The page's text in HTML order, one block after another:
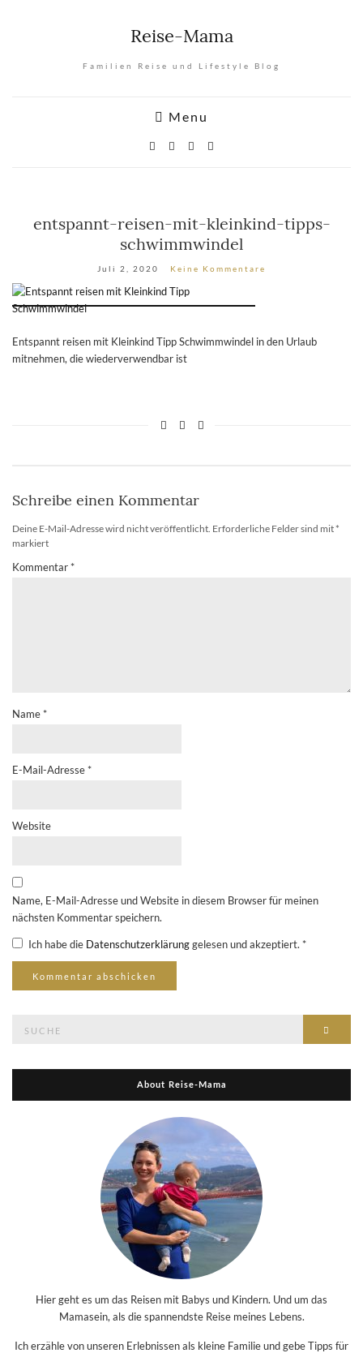
Reise-Mama
Familien Reise und Lifestyle Blog
Menu
entspannt-reisen-mit-kleinkind-tipps-
schwimmwindel
Juli 2, 2020 Keine Kommentare
Entspannt reisen mit Kleinkind Tipp Schwimmwindel in den Urlaub
mitnehmen, die wiederverwendbar ist
Schreibe einen Kommentar
Deine E-Mail-Adresse wird nicht veröffentlicht. Erforderliche Felder sind mit *
markiert
Kommentar *
Name *
E-Mail-Adresse *
Website
Name, E-Mail-Adresse und Website in diesem Browser für meinen
nächsten Kommentar speichern.
Ich habe die Datenschutzerklärunggelesen und akzeptiert. *
About Reise-Mama
Hier geht es um das Reisen mit Babys und Kindern. Und um das
Mamasein, als die spannendste Reise meines Lebens.
Ich erzähle von unseren Erlebnissen als kleine Familie und gebe Tipps für